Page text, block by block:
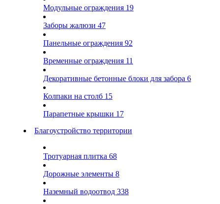
Модульные ограждения 19
Заборы жалюзи 47
Панельные ограждения 92
Временные ограждения 11
Декоративные бетонные блоки для забора 6
Колпаки на столб 15
Парапетные крышки 17
Благоустройство территории
Тротуарная плитка 68
Дорожные элементы 8
Наземный водоотвод 338